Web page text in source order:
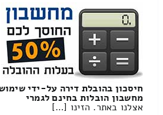
חיסכון בהובלת דירה על-ידי
מחשבון הובלות בחינם לגמרי
אצלנו באתר. הזינו […]